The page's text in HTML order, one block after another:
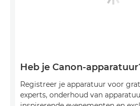
Heb je Canon-
Registreer je apparatuur voor
experts, onderhoud van